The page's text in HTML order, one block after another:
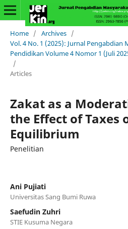
Home / Archives /
Vol. 4 No. 1 (2025): Jurnal Pengabdian
Pendidikan Volume 4 Nomor 1 (Juli
/
Articles
Zakat as a
the Effect of Taxes
Equilibrium
Penelitian
Ani Pujiati
Universitas Sang Bumi Ruwa
Saefudin Zuhri
STIE Kusuma Negara